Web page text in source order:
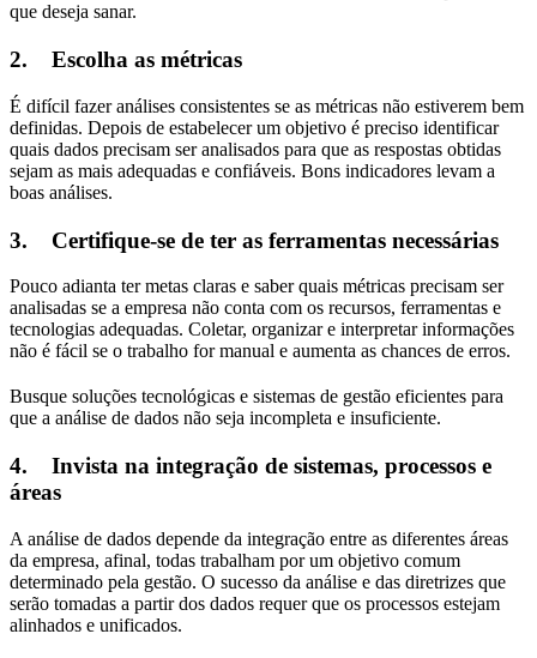
que deseja sanar.
2. Escolha as métricas
É difícil fazer análises consistentes se as métricas não estiverem bem
definidas. Depois de estabelecer um objetivo é preciso identificar
quais dados precisam ser analisados para que as respostas obtidas
sejam as mais adequadas e confiáveis. Bons indicadores levam a
boas análises.
3. Certifique-se de ter as ferramentas necessárias
Pouco adianta ter metas claras e saber quais métricas precisam ser
analisadas se a empresa não conta com os recursos, ferramentas e
tecnologias adequadas. Coletar, organizar e interpretar informações
não é fácil se o trabalho for manual e aumenta as chances de erros.
Busque soluções tecnológicas e sistemas de gestão eficientes para
que a análise de dados não seja incompleta e insuficiente.
4.
Invista na integração de sistemas, processos e
áreas
A análise de dados depende da integração entre as diferentes áreas
da empresa, afinal, todas trabalham por um objetivo comum
determinado pela gestão. O sucesso da análise e das diretrizes que
serão tomadas a partir dos dados requer que os processos estejam
alinhados e unificados.